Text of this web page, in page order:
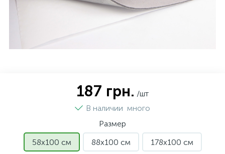
187 грн. /шт
В наличии много
Размер
58х100 см
88х100 см 178х100 см